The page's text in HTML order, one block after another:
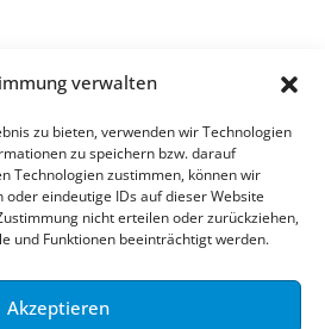
verwalten
zu bieten, verwenden wir Technologien
zu speichern bzw. darauf
Technologien zustimmen, können wir
eindeutige IDs auf dieser Website
nicht erteilen oder zurückziehen,
und Funktionen beeinträchtigt werden.
Akzeptieren
AG